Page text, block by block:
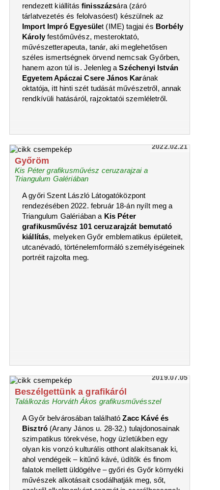
rendezett kiállítás finisszázsára (záró
tárlatvezetés és felolvasóest) készülnek az
Import Impró Egyesület (IME) tagjai és Borbély
Károlyfestőművész, mesteroktató,
művészetterapeuta, tanár, aki meglehetősen
széles ismertségnek örvend nemcsak Győrben,
hanem azon túl is. Jelenleg aSzéchenyi István
Egyetem Apáczai Csere János Karának
oktatója, itt hinti szét tudását művészetről, annak
rendkívüli hatásáról, rajzoktatói szemléletről.
2022.02.21
Győröm
Kis Péter grafikusművész ceruzarajzai a
Triangulum Galériában
A győri Szent László Látogatóközpont
rendezésében 2022. február 18-án nyílt meg a
Triangulum Galériában a Kis Péter
grafikusművész 101 ceruzarajzát bemutató
kiállítás, melyeken Győr emblematikus épületeit,
utcanévadó, történelemformáló személyiségeinek
portréit rajzolta meg.
2019.07.05
Beszélgettünk a grafikáról
Találkozás Horváth Ákos grafikusművésszel
A Győr belvárosában találhatóZacc Kávé és
Bisztró (Arany János u. 28-32.) tulajdonosainak
szimpatikus törekvése, hogy üzletükben egy
olyan kis vonzó kulturális otthont alakítsanak ki,
ahol vendégeik – kitűnő kávé, üdítők és finom
falatok mellett üldögélve – győri és Győr környéki
művészek alkotásait csodálhatják meg, sőt,